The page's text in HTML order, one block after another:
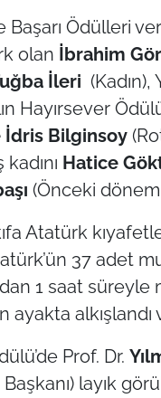
Başarı Ödülleri
olan İbrahim
İleri (Kadın),
Hayırsever
İdris Bilginsoy
kadını Hatice
(Önceki
Atatürk
37 adet
1 saat
ayakta
Prof. Dr.
layık